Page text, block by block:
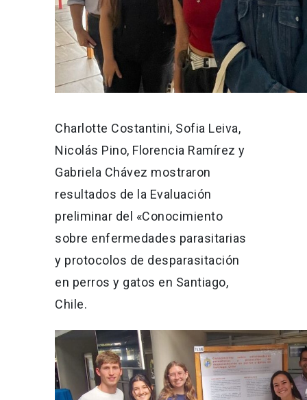
Charlotte Costantini, Sofia Leiva,
Nicolás Pino, Florencia Ramírez y
Gabriela Chávez mostraron
resultados de la Evaluación
preliminar del «Conocimiento
sobre enfermedades parasitarias
y protocolos de desparasitación
en perros y gatos en Santiago,
Chile.